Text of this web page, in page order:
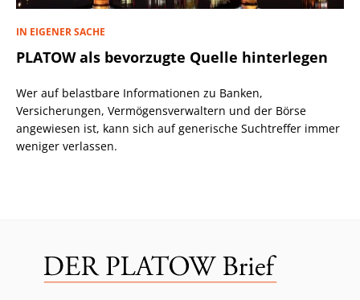
IN EIGENER SACHE
PLATOW als bevorzugte Quelle hinterlegen
Wer auf belastbare Informationen zu Banken,
Versicherungen, Vermögensverwaltern und der Börse
angewiesen ist, kann sich auf generische Suchtreffer immer
weniger verlassen.